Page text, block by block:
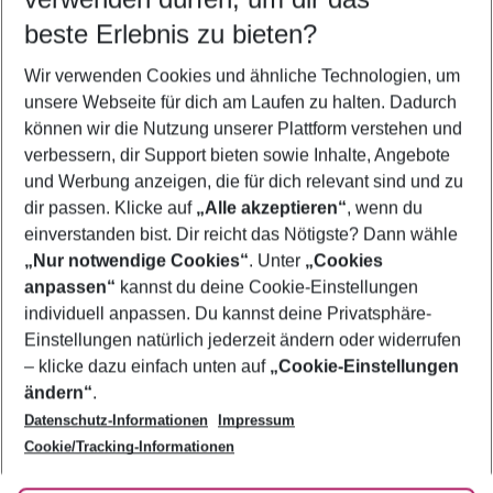
5-8 Nächte
2 Erwachsene Keine Kinder
Mehr Filter anzeigen
Footer
Footer navigation
Über uns
AGB
Bestpreisgarantie
Cookie-Einstellungen ändern
Cookie-Richtlinie
Agenturbetreuung
Barrierefreies Reisen
Folge uns
beste Erlebnis zu bieten?
Wir verwenden Cookies und ähnliche Technologien, um
unsere Webseite für dich am Laufen zu halten. Dadurch
können wir die Nutzung unserer Plattform verstehen und
verbessern, dir Support bieten sowie Inhalte, Angebote
und Werbung anzeigen, die für dich relevant sind und zu
dir passen. Klicke auf „Alle akzeptieren“, wenn du
einverstanden bist. Dir reicht das Nötigste? Dann wähle
„Nur notwendige Cookies“. Unter „Cookies
anpassen“ kannst du deine Cookie-Einstellungen
individuell anpassen. Du kannst deine Privatsphäre-
Einstellungen natürlich jederzeit ändern oder widerrufen
– klicke dazu einfach unten auf „Cookie-Einstellungen
ändern“.
Datenschutz-Informationen
Impressum
Cookie/Tracking-Informationen